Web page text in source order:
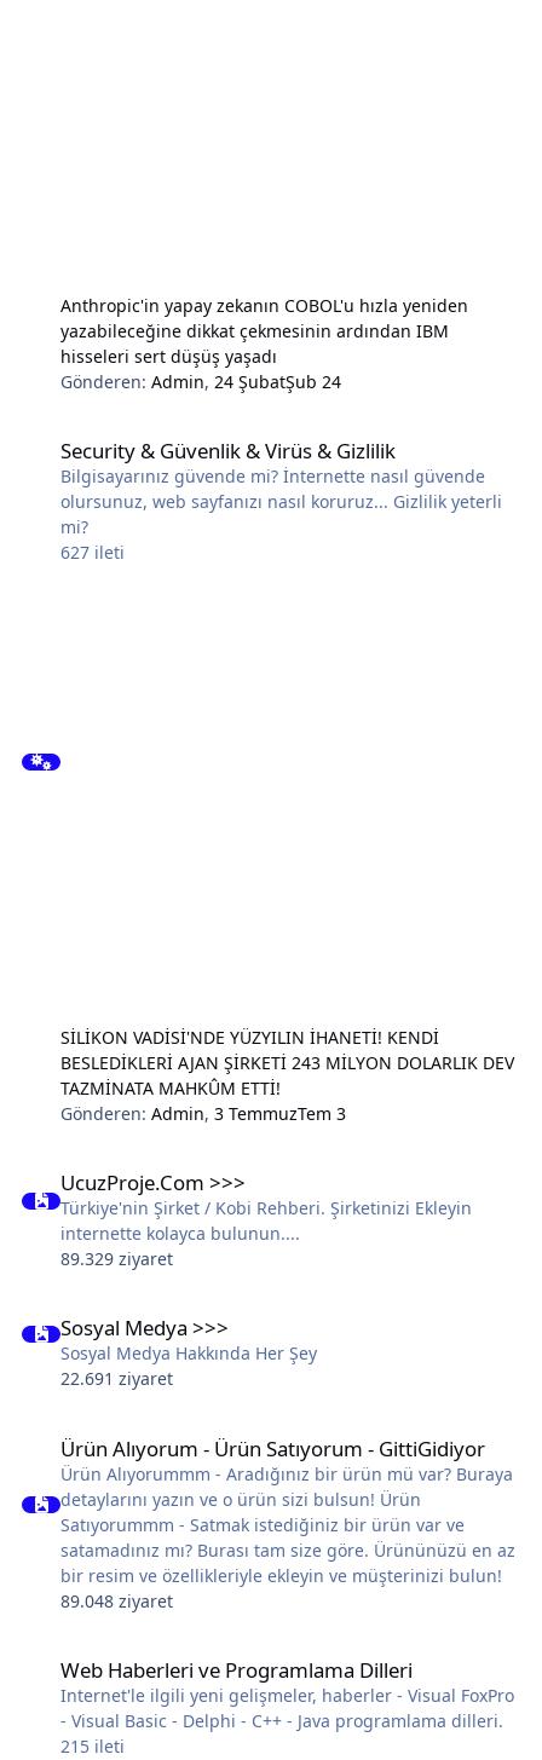
Anthropic'in yapay zekanın COBOL'u hızla yeniden
yazabileceğine dikkat çekmesinin ardından IBM
hisseleri sert düşüş yaşadı
Gönderen:Admin, 24 ŞubatŞub 24
Security & Güvenlik & Virüs & Gizlilik
Bilgisayarınız güvende mi? İnternette nasıl güvende
olursunuz, web sayfanızı nasıl koruruz... Gizlilik yeterli
mi?
627 ileti
SİLİKON VADİSİ'NDE YÜZYILIN İHANETİ! KENDİ
BESLEDİKLERİ AJAN ŞİRKETİ 243 MİLYON DOLARLIK DEV
TAZMİNATA MAHKÛM ETTİ!
Gönderen:Admin,3 TemmuzTem 3
UcuzProje.Com >>>
Türkiye'nin Şirket / Kobi Rehberi. Şirketinizi Ekleyin
internette kolayca bulunun....
89.329 ziyaret
Sosyal Medya >>>
Sosyal Medya Hakkında Her Şey
22.691 ziyaret
Ürün Alıyorum - Ürün Satıyorum - GittiGidiyor
Ürün Alıyorummm - Aradığınız bir ürün mü var? Buraya
detaylarını yazın ve o ürün sizi bulsun! Ürün
Satıyorummm - Satmak istediğiniz bir ürün var ve
satamadınız mı? Burası tam size göre. Ürününüzü en az
bir resim ve özellikleriyle ekleyin ve müşterinizi bulun!
89.048 ziyaret
Web Haberleri ve Programlama Dilleri
Internet'le ilgili yeni gelişmeler, haberler - Visual FoxPro
- Visual Basic - Delphi - C++ - Java programlama dilleri.
215 ileti